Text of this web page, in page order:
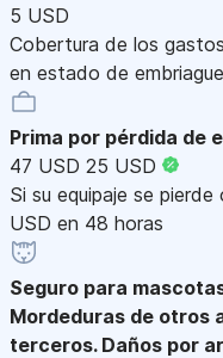
5 USD
Cobertura de los
en estado de
Prima por pérdida de
47 USD 25 USD
Si su equipaje se
USD en 48 horas
Seguro para
Mordeduras de otros
terceros. Daños por